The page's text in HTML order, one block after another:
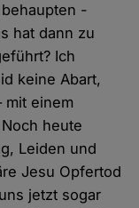
-
hat dann zu
Ich
keine Abart,
mit einem
heute
Leiden und
Jesu Opfertod
jetzt sogar